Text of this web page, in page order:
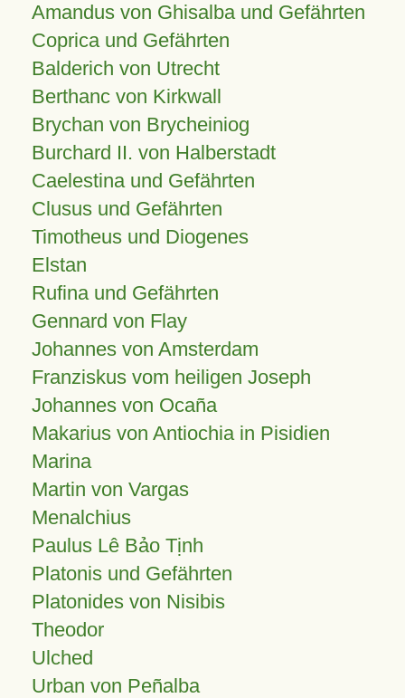
Amandus von Ghisalba und Gefährten
Coprica und Gefährten
Balderich von Utrecht
Berthanc von Kirkwall
Brychan von Brycheiniog
Burchard II. von Halberstadt
Caelestina und Gefährten
Clusus und Gefährten
Timotheus und Diogenes
Elstan
Rufina und Gefährten
Gennard von Flay
Johannes von Amsterdam
Franziskus vom heiligen Joseph
Johannes von Ocaña
Makarius von Antiochia in Pisidien
Marina
Martin von Vargas
Menalchius
Paulus Lê Bảo Tịnh
Platonis und Gefährten
Platonides von Nisibis
Theodor
Ulched
Urban von Peñalba